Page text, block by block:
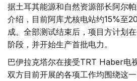
据土耳其能源和自然资源部长阿尔
介绍，目前阿库尤核电站约15%至
成。全部测试结束后，项目方计划
阶段，并开始生产首批电力。
巴伊拉克塔尔在接受TRT Haber电
双方目前开展的各项工作均围绕这一